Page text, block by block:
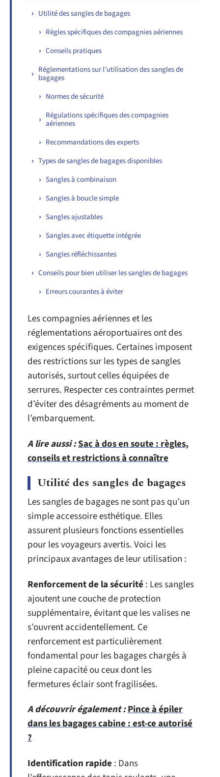
Utilité des sangles de bagages
Règles spécifiques des compagnies aériennes
Conseils pratiques
Réglementations sur l’utilisation des sangles de
bagages
Normes de sécurité
Régulations spécifiques des compagnies
aériennes
Recommandations des experts
Types de sangles de bagages disponibles
Sangles à combinaison
Sangles à boucle simple
Sangles ajustables
Sangles avec étiquette intégrée
Sangles réfléchissantes
Conseils pour bien utiliser les sangles de bagages
Erreurs courantes à éviter
Les compagnies aériennes et les
réglementations aéroportuaires ont des
exigences spécifiques. Certaines imposent
des restrictions sur les types de sangles
autorisés, surtout celles équipées de
serrures. Respecter ces contraintes permet
d’éviter des désagréments au moment de
l’embarquement.
A lire aussi :Sac à dos en soute : règles,
conseils et restrictions à connaître
Utilité des sangles de bagages
Les sangles de bagages ne sont pas qu’un
simple accessoire esthétique. Elles
assurent plusieurs fonctions essentielles
pour les voyageurs avertis. Voici les
principaux avantages de leur utilisation :
Renforcement de la sécurité : Les sangles
ajoutent une couche de protection
supplémentaire, évitant que les valises ne
s’ouvrent accidentellement. Ce
renforcement est particulièrement
fondamental pour les bagages chargés à
pleine capacité ou ceux dont les
fermetures éclair sont fragilisées.
A découvrir également :Pince à épiler
dans les bagages cabine : est-ce autorisé
?
Identification rapide : Dans